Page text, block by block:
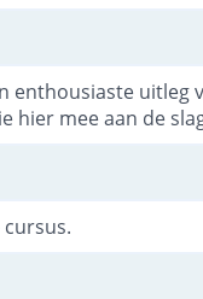
enthousiaste uitleg
hier mee aan de